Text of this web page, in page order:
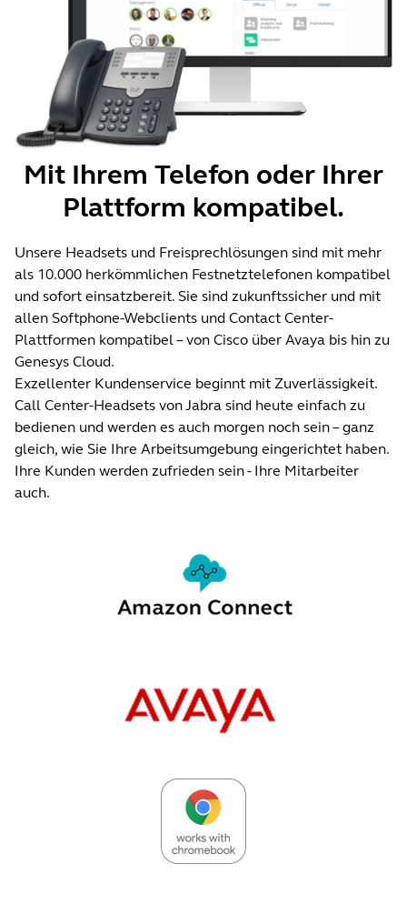
Mit Ihrem Telefon oder Ihrer
Plattform kompatibel.
Unsere Headsets und Freisprechlösungen sind mit mehr
als 10.000 herkömmlichen Festnetztelefonen kompatibel
und sofort einsatzbereit. Sie sind zukunftssicher und mit
allen Softphone-Webclients und Contact Center-
Plattformen kompatibel – von Cisco über Avaya bis hin zu
Genesys Cloud.
Exzellenter Kundenservice beginnt mit Zuverlässigkeit.
Call Center-Headsets von Jabra sind heute einfach zu
bedienen und werden es auch morgen noch sein – ganz
gleich, wie Sie Ihre Arbeitsumgebung eingerichtet haben.
Ihre Kunden werden zufrieden sein - Ihre Mitarbeiter
auch.